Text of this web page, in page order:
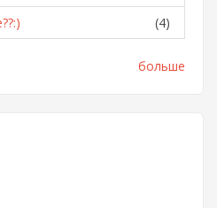
(4)
больше